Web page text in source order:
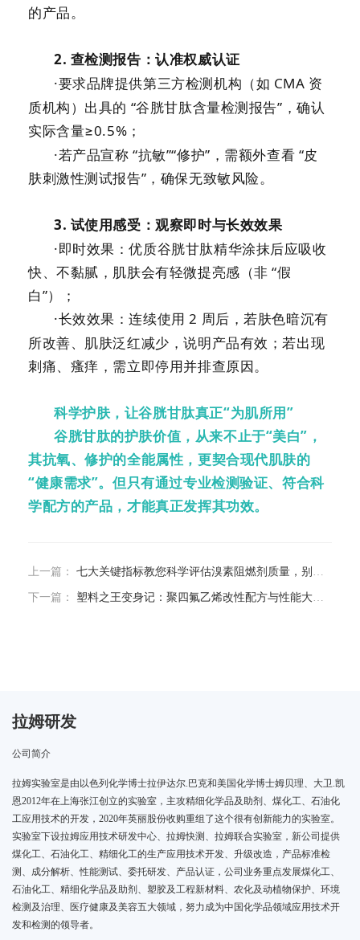
的产品。
2. 查检测报告：认准权威认证
·要求品牌提供第三方检测机构（如 CMA 资
质机构）出具的 “谷胱甘肽含量检测报告”，确认
实际含量≥0.5% ；
·若产品宣称 “抗敏”“修护”，需额外查看 “皮
肤刺激性测试报告”，确保无致敏风险。
3. 试使用感受：观察即时与长效效果
·即时效果：优质谷胱甘肽精华涂抹后应吸收
快、不黏腻，肌肤会有轻微提亮感（非 “假
白”）；
·长效效果：连续使用2 周后，若肤色暗沉有
所改善、肌肤泛红减少，说明产品有效；若出现
刺痛、瘙痒，需立即停用并排查原因。
科学护肤，让谷胱甘肽真正“为肌所用”
谷胱甘肽的护肤价值，从来不止于“美白”，
其抗氧、修护的全能属性，更契合现代肌肤的
“健康需求”。但只有通过专业检测验证、符合科
学配方的产品，才能真正发挥其功效。
上一篇： 七大关键指标教您科学评估溴素阻燃剂质量，别再被劣质产品坑了！
下一篇： 塑料之王变身记：聚四氟乙烯改性配方与性能大揭秘
拉姆研发
公司简介
拉姆实验室是由以色列化学博士拉伊达尔.巴克和美国化学博士姆贝理、大卫.凯
恩2012年在上海张江创立的实验室，主攻精细化学品及助剂、煤化工、石油化
工应用技术的开发，2020年英丽股份收购重组了这个很有创新能力的实验室。
实验室下设拉姆应用技术研发中心、拉姆快测、拉姆联合实验室，新公司提供
煤化工、石油化工、精细化工的生产应用技术开发、升级改造，产品标准检
测、成分解析、性能测试、委托研发、产品认证，公司业务重点发展煤化工、
石油化工、精细化学品及助剂、塑胶及工程新材料、农化及动植物保护、环境
检测及治理、医疗健康及美容五大领域，努力成为中国化学品领域应用技术开
发和检测的领导者。